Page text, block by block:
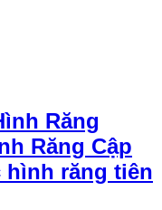
Răng Cập
hình răng tiên